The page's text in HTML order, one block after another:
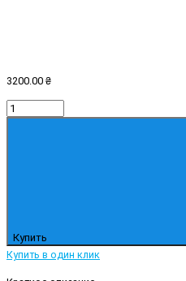
3200.00 ₴
Купить
Купить в один клик